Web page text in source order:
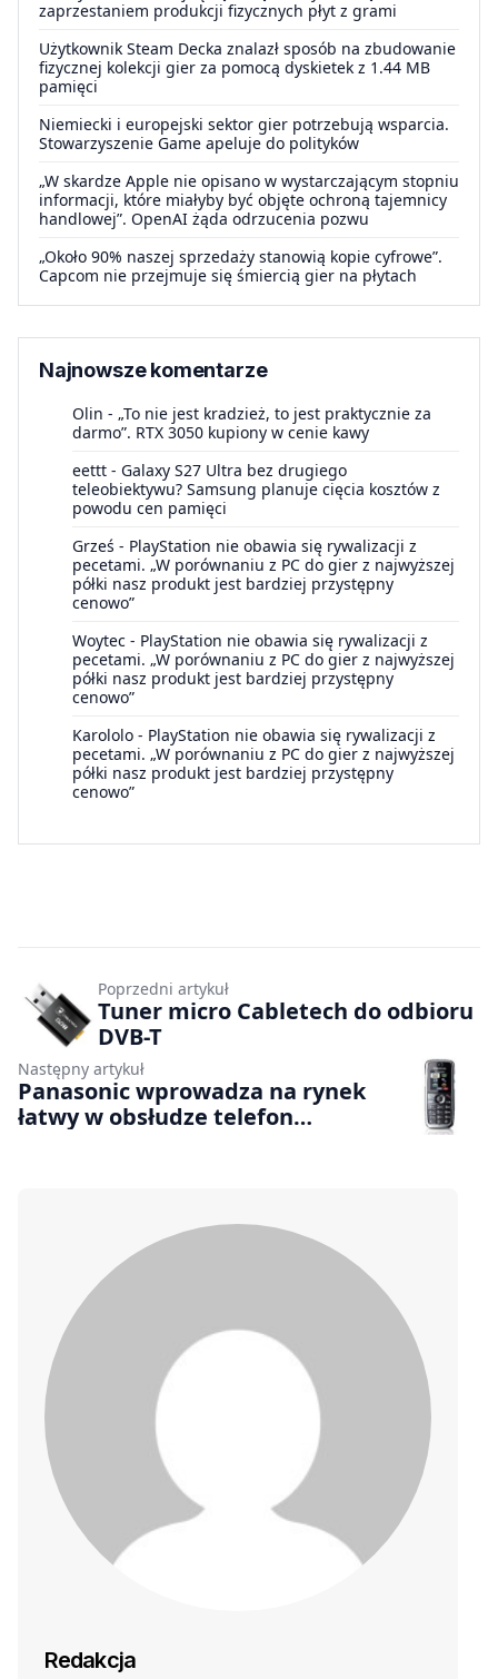
zaprzestaniem produkcji fizycznych płyt z grami
Użytkownik Steam Decka znalazł sposób na zbudowanie
fizycznej kolekcji gier za pomocą dyskietek z 1.44 MB
pamięci
Niemiecki i europejski sektor gier potrzebują wsparcia.
Stowarzyszenie Game apeluje do polityków
„W skardze Apple nie opisano w wystarczającym stopniu
informacji, które miałyby być objęte ochroną tajemnicy
handlowej”. OpenAI żąda odrzucenia pozwu
„Około 90% naszej sprzedaży stanowią kopie cyfrowe”.
Capcom nie przejmuje się śmiercią gier na płytach
Najnowsze komentarze
Olin - „To nie jest kradzież, to jest praktycznie za
darmo”. RTX 3050 kupiony w cenie kawy
eettt - Galaxy S27 Ultra bez drugiego
teleobiektywu? Samsung planuje cięcia kosztów z
powodu cen pamięci
Grześ - PlayStation nie obawia się rywalizacji z
pecetami. „W porównaniu z PC do gier z najwyższej
półki nasz produkt jest bardziej przystępny
cenowo”
Woytec - PlayStation nie obawia się rywalizacji z
pecetami. „W porównaniu z PC do gier z najwyższej
półki nasz produkt jest bardziej przystępny
cenowo”
Karololo - PlayStation nie obawia się rywalizacji z
pecetami. „W porównaniu z PC do gier z najwyższej
półki nasz produkt jest bardziej przystępny
cenowo”
Poprzedni artykuł
Tuner micro Cabletech do odbioru
DVB-T
Następny artykuł
Panasonic wprowadza na rynek
łatwy w obsłudze telefon
Redakcja